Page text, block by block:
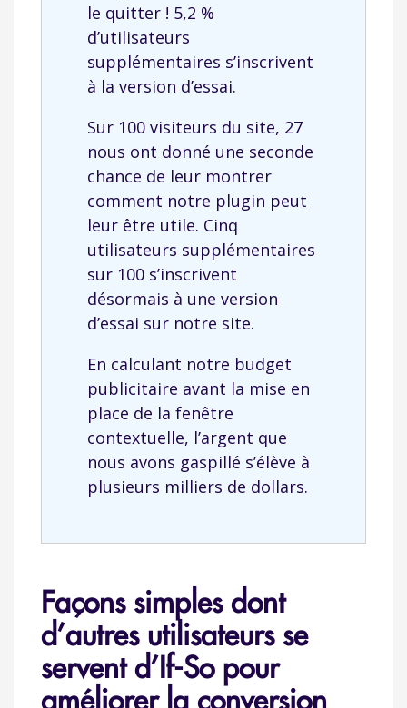
le quitter ! 5,2 %
d’utilisateurs
supplémentaires s’inscrivent
à la version d’essai.
Sur 100 visiteurs du site, 27
nous ont donné une seconde
chance de leur montrer
comment notre plugin peut
leur être utile. Cinq
utilisateurs supplémentaires
sur 100 s’inscrivent
désormais à une version
d’essai sur notre site.
En calculant notre budget
publicitaire avant la mise en
place de la fenêtre
contextuelle, l’argent que
nous avons gaspillé s’élève à
plusieurs milliers de dollars.
Façons simples dont
d’autres utilisateurs se
servent d’If-So pour
améliorer la conversion